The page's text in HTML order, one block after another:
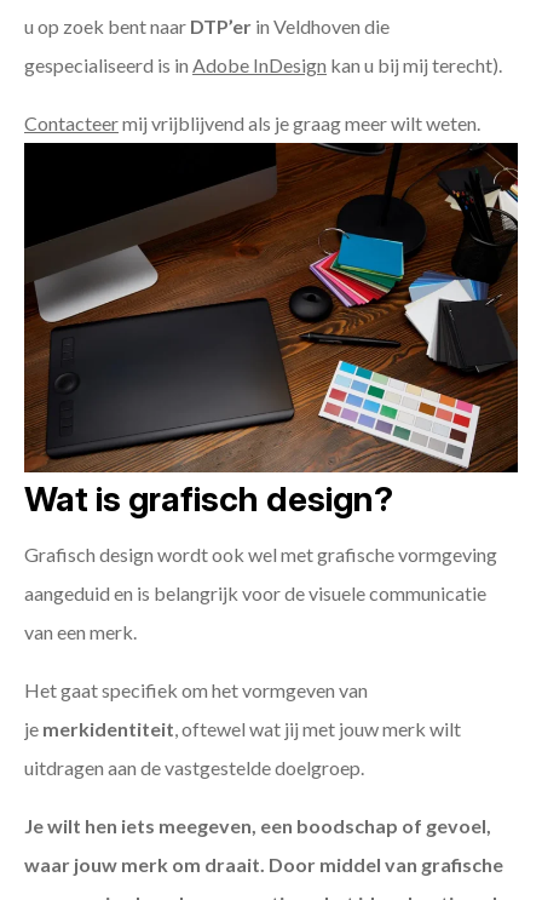
u op zoek bent naar DTP’er in Veldhoven die
gespecialiseerd is in Adobe InDesign kan u bij mij terecht).
Contacteermij vrijblijvend als je graag meer wilt weten.
Wat is grafisch design?
Grafisch design wordt ook wel met grafische vormgeving
aangeduid en is belangrijk voor de visuele communicatie
van een merk.
Het gaat specifiek om het vormgeven van
je merkidentiteit , oftewel wat jij met jouw merk wilt
uitdragen aan de vastgestelde doelgroep.
Je wilt hen iets meegeven, een boodschap of gevoel,
waar jouw merk om draait. Door middel van grafische